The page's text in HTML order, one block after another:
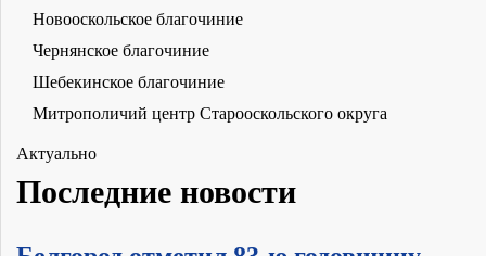
Новооскольское благочиние
Чернянское благочиние
Шебекинское благочиние
Митрополичий центр Старооскольского округа
Актуально
Последние новости